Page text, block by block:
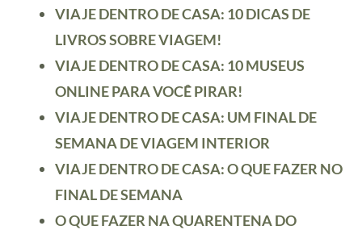
VIAJE DENTRO DE CASA: 10 DICAS DE
LIVROS SOBRE VIAGEM!
VIAJE DENTRO DE CASA: 10 MUSEUS
ONLINE PARA VOCÊ PIRAR!
VIAJE DENTRO DE CASA: UM FINAL DE
SEMANA DE VIAGEM INTERIOR
VIAJE DENTRO DE CASA: O QUE FAZER NO
FINAL DE SEMANA
O QUE FAZER NA QUARENTENA DO